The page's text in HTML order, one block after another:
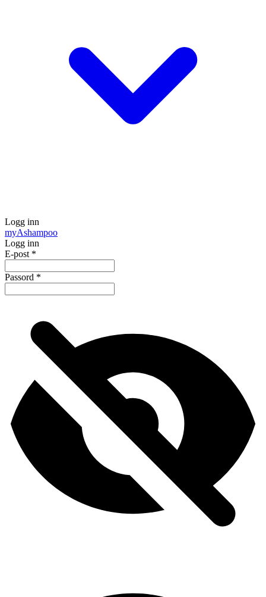
Logg inn
myAshampoo
Logg inn
E-post *
Passord *